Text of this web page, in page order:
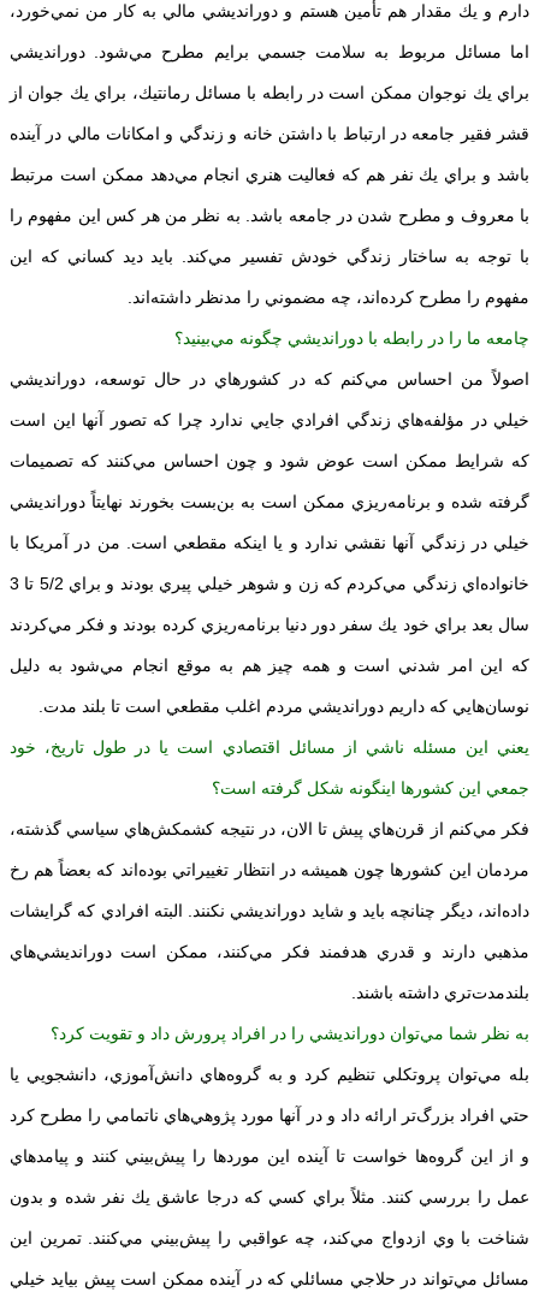
دارم و يك مقدار هم تأمين هستم و دورانديشي مالي به كار من نمي‌خورد،
اما مسائل مربوط به سلامت جسمي برايم مطرح مي‌شود. دورانديشي
براي يك نوجوان ممكن است در رابطه با مسائل رمانتيك، براي يك جوان از
قشر فقير جامعه در ارتباط با داشتن خانه و زندگي و امكانات مالي در آينده
باشد و براي يك نفر هم كه فعاليت هنري انجام مي‌دهد ممكن است مرتبط
با معروف و مطرح شدن در جامعه باشد. به نظر من هر كس اين مفهوم را
با توجه به ساختار زندگي خودش تفسير مي‌كند. بايد ديد كساني كه اين
مفهوم را مطرح كرده‌اند، چه مضموني را مدنظر داشته‌اند.
چامعه ما را در رابطه با دورانديشي چگونه مي‌بينيد؟
اصولاً من احساس مي‌كنم كه در كشورهاي در حال توسعه، دورانديشي
خيلي در مؤلفه‌هاي زندگي افرادي جايي ندارد چرا كه تصور آنها اين است
كه شرايط ممكن است عوض شود و چون احساس مي‌كنند كه تصميمات
گرفته شده و برنامه‌ريزي ممكن است به بن‌بست بخورند نهايتاً دورانديشي
خيلي در زندگي آنها نقشي ندارد و يا اينكه مقطعي است. من در آمريكا با
خانواده‌اي زندگي مي‌‌كردم كه زن و شوهر خيلي پيري بودند و براي 5/2 تا 3
سال بعد براي خود يك سفر دور دنيا برنامه‌ريزي كرده بودند و فكر مي‌كردند
كه اين امر شدني است و همه چيز هم به موقع انجام مي‌شود به دليل
نوسان‌هايي كه داريم دورانديشي مردم اغلب مقطعي است تا بلند مدت.
يعني اين مسئله ناشي از مسائل اقتصادي است يا در طول تاريخ، خود
جمعي اين كشورها اينگونه شكل گرفته است؟
فكر مي‌كنم از قرن‌هاي پيش تا الان، در نتيجه كشمكش‌هاي سياسي گذشته،
مردمان اين كشورها چون هميشه در انتظار تغييراتي بوده‌اند كه بعضاً هم رخ
داده‌اند، ديگر چنانچه بايد و شايد دورانديشي نكنند. البته افرادي كه گرايشات
مذهبي دارند و قدري هدفمند فكر مي‌كنند، ممكن است دورانديشي‌هاي
بلندمدت‌تري داشته باشند.
به نظر شما مي‌توان دورانديشي را در افراد پرورش داد و تقويت كرد؟
بله مي‌توان پروتكلي تنظيم كرد و به گروه‌هاي دانش‌آموزي، دانشجويي يا
حتي افراد بزرگ‌تر ارائه داد و در آنها مورد پژوهي‌هاي ناتمامي را مطرح كرد
و از اين گروه‌ها خواست تا آينده اين موردها را پيش‌بيني كنند و پيامدهاي
عمل را بررسي كنند. مثلاً براي كسي كه درجا عاشق يك نفر شده و بدون
شناخت با وي ازدواج مي‌كند، چه عواقبي را پيش‌بيني مي‌كنند. تمرين اين
مسائل مي‌تواند در حلاجي مسائلي كه در آينده ممكن است پيش بيايد خيلي